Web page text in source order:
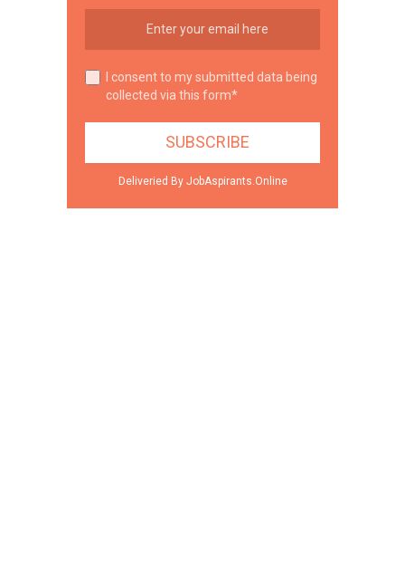
I consent to my submitted data being
collected via this form*
Deliveried By JobAspirants.Online